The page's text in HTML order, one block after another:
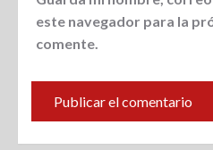
este navegador para la
comente.